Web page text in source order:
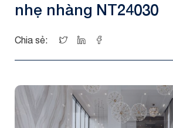
nhẹ nhàng NT24030
Chia sẻ: